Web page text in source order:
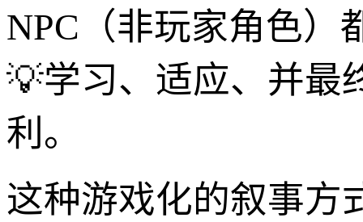
NPC（非玩家角色）
💡学习、适应、并最
利。
这种游戏化的叙事方